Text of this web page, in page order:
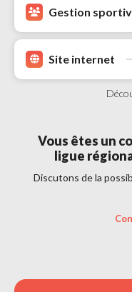
Gestion
Site internet
Vous êtes un
ligue
Discutons de la